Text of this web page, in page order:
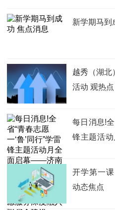
新学期马到
越秀（湖北
活动 观热点
每日消息!全
锋主题活
赋能年”四
务深度融入
开学第一
动态焦点